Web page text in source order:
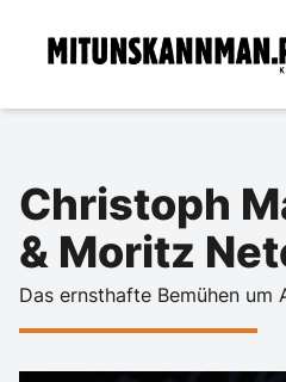
Christoph
& Moritz
Das ernsthafte Bemühen um